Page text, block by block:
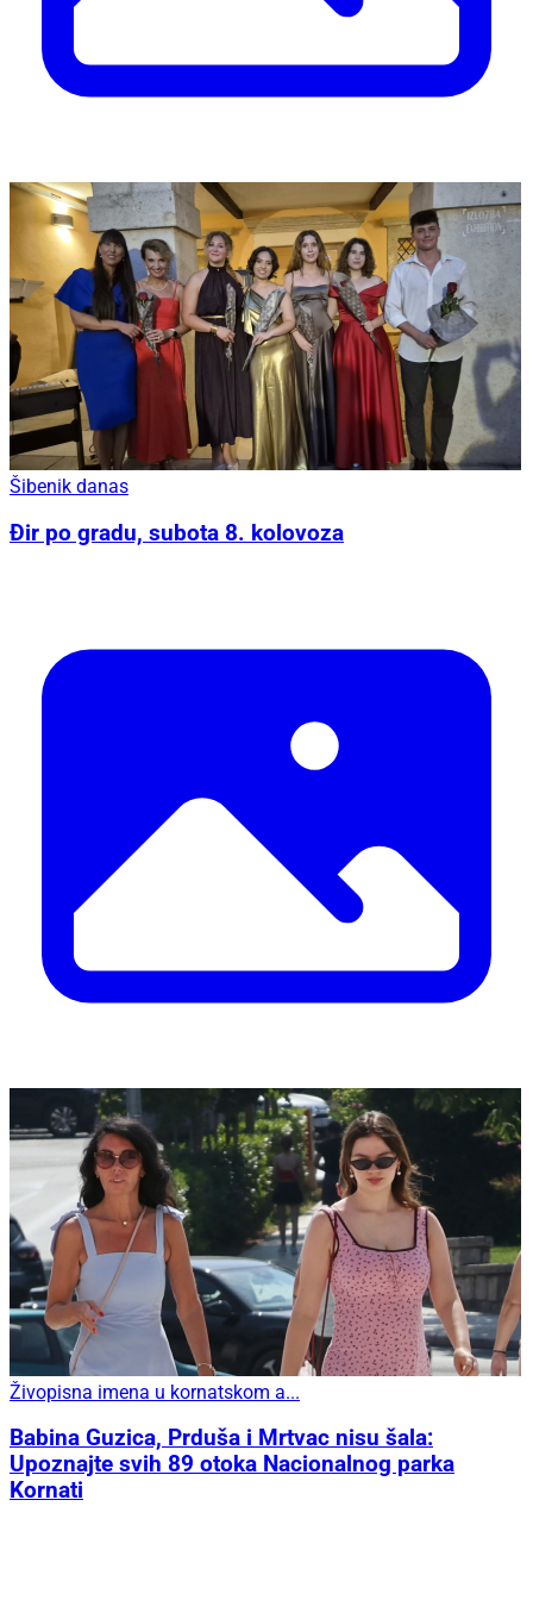
Šibenik danas
Đir po gradu, subota 8. kolovoza
Živopisna imena u kornatskom a...
Babina Guzica, Prduša i Mrtvac nisu šala:
Upoznajte svih 89 otoka Nacionalnog parka
Kornati